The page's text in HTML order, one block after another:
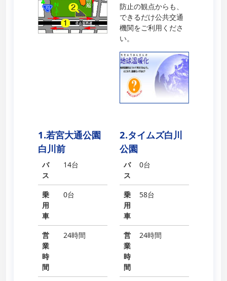
防止の観点からも、
できるだけ公共交通
機関をご利用くださ
い。
1.若宮大通公園
白川前
バ
ス
14台
乗
用
車
0台
営
業
時
間
24時間
2.タイムズ白川
公園
バ
ス
0台
乗
用
車
58台
営
業
時
間
24時間